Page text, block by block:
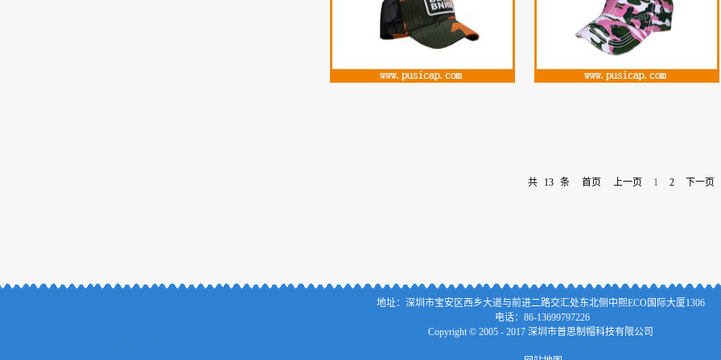
共 13 条 首页 上一页 1 2 下一页
Copyright © 2005 - 2017 深圳市普思制帽科技有限公司
地址：深圳市宝安区西乡大道与前进二路交汇处东北侧中熙ECO国际大厦1306
电话：86-13699797226